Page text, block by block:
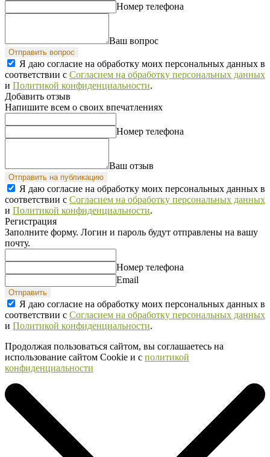
Номер телефона
Ваш вопрос
Отправить вопрос
Я даю согласие на обработку моих персональных данных в
соответствии с Согласием на обработку персональных данных
и Политикой конфиденциальности.
Добавить отзыв
Напишите всем о своих впечатлениях
Номер телефона
Ваш отзыв
Отправить на публикацию
Я даю согласие на обработку моих персональных данных в
соответствии с Согласием на обработку персональных данных
и Политикой конфиденциальности.
Регистрация
Заполните форму. Логин и пароль будут отправлены на вашу
почту.
Номер телефона
Email
Отправить
Я даю согласие на обработку моих персональных данных в
соответствии с Согласием на обработку персональных данных
и Политикой конфиденциальности.
Продолжая пользоваться сайтом, вы соглашаетесь на
использование сайтом Cookie и с политикой
конфиденциальности